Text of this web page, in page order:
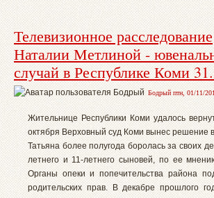
Телевизионное расследование
Наталии Метлиной -
случай в Республике Коми
Бодрый птн, 01/11/
Жительнице Республики Коми удалось
октября Верховный суд Коми вынес решение
Татьяна более полугода боролась за своих
летнего и 11-летнего сыновей, по ее
Органы опеки и попечительства района
родительских прав. В декабре прошлого